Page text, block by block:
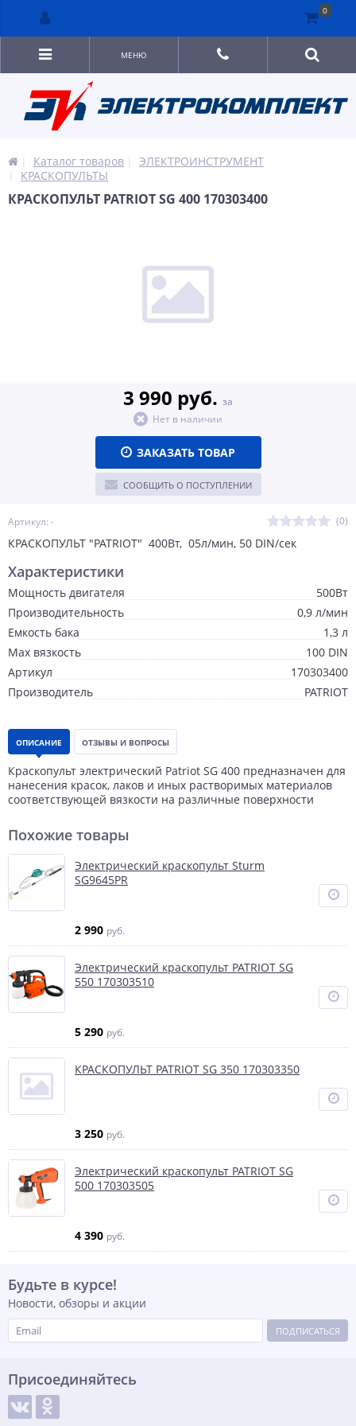
МЕНЮ
Каталог товаров
ЭЛЕКТРОИНСТРУМЕНТ
КРАСКОПУЛЬТЫ
КРАСКОПУЛЬТ PATRIOT SG 400 170303400
Артикул: - (0)
КРАСКОПУЛЬТ "PATRIOT" 400Вт, 05л/мин, 50 DIN/сек
3 990 руб. за
Нет в наличии
ЗАКАЗАТЬ ТОВАР
СООБЩИТЬ О ПОСТУПЛЕНИИ
Характеристики
Мощность двигателя
500Вт
Производительность
0,9 л/мин
Емкость бака
1,3 л
Max вязкость
100 DIN
Артикул
170303400
Производитель
PATRIOT
ОПИСАНИЕ ОТЗЫВЫ И ВОПРОСЫ
Краскопульт электрический Patriot SG 400 предназначен для
нанесения красок, лаков и иных растворимых материалов
соответствующей вязкости на различные поверхности
Похожие товары
Электрический краскопульт Sturm
SG9645PR
2 990 руб.
Электрический краскопульт PATRIOT SG
550 170303510
5 290 руб.
КРАСКОПУЛЬТ PATRIOT SG 350 170303350
3 250 руб.
Электрический краскопульт PATRIOT SG
500 170303505
4 390 руб.
Будьте в курсе!
Новости, обзоры и акции
ПОДПИСАТЬСЯ
Присоединяйтесь
0